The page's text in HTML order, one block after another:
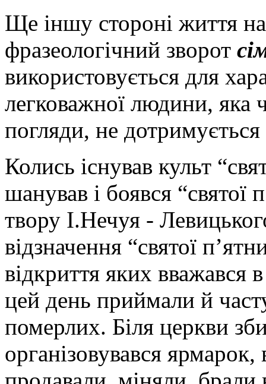
Ще іншу стороні життя
фразеологічний зворот
використовується для
легковажної людини, яка
погляди, не дотримується
Колись існував культ
шанував і боявся “святої
твору І.Нечуя -
відзначення “святої
відкриття яких вважався
цей день приймали й
померлих. Біля церкви
організовувався